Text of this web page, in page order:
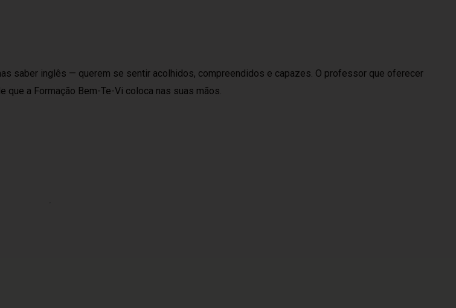
saber inglês — querem se sentir acolhidos, compreendidos e capazes. O professor que oferecer
que a Formação Bem-Te-Vi coloca nas suas mãos.